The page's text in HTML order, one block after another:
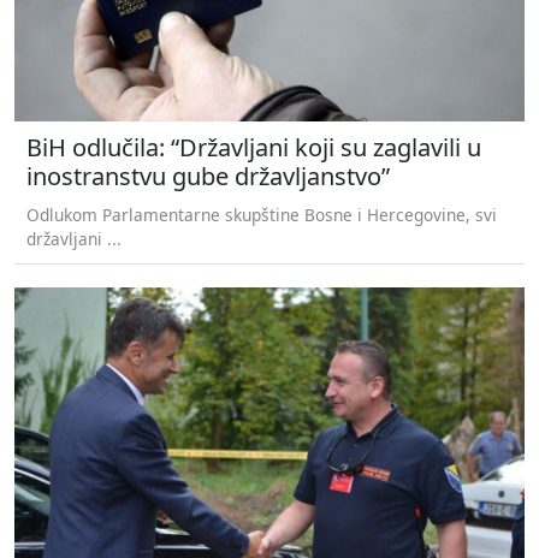
BiH odlučila: “Državljani koji su zaglavili u
inostranstvu gube državljanstvo”
Odlukom Parlamentarne skupštine Bosne i Hercegovine, svi
državljani ...